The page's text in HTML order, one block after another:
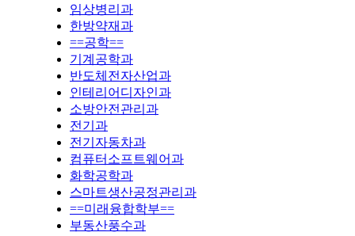
임상병리과
한방약재과
==공학==
기계공학과
반도체전자산업과
인테리어디자인과
소방안전관리과
전기과
전기자동차과
컴퓨터소프트웨어과
화학공학과
스마트생산공정관리과
==미래융합학부==
부동산풍수과